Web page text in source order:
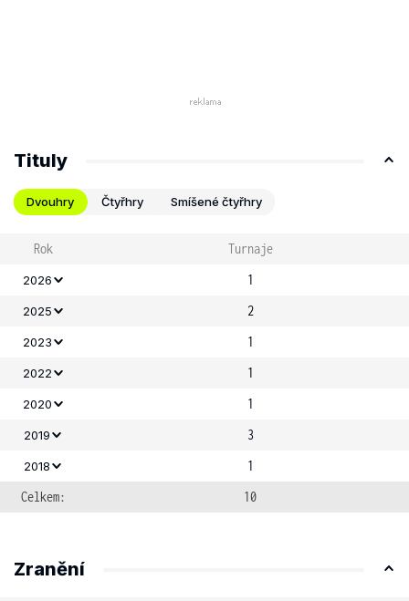
Tituly
Dvouhry Čtyřhry Smíšené čtyřhry
Rok Turnaje
2026 1
2025 2
2023 1
2022 1
2020 1
2019 3
2018
1
Celkem:
10
Zranění